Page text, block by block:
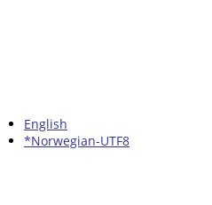
English
*Norwegian-UTF8